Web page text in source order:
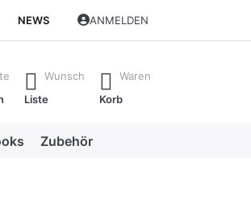
NEWS ANMELDEN
Drücken Sie die Eingabetaste, um alle
Wunsch
Liste
Waren
Korb
Zubehör